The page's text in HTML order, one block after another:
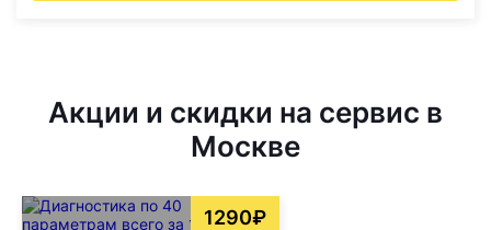
Акции и скидки на сервис в
Москве
1290₽